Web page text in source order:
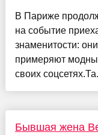
В Париже
на событие
знаменитости:
примеряют
своих
Бывшая жена